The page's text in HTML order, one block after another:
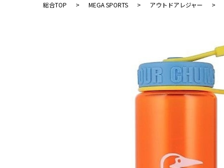
総合TOP > MEGA SPORTS > アウトドアレジャー >